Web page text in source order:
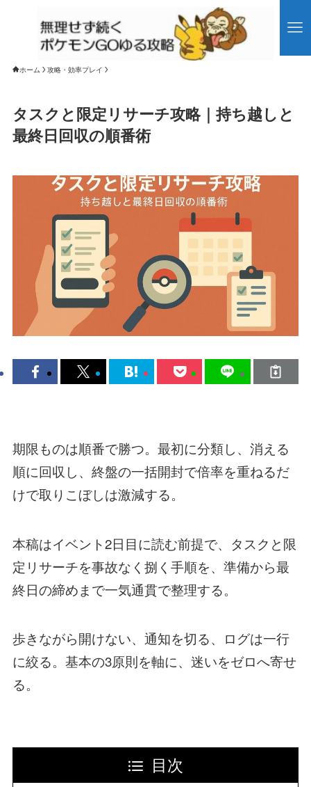
ホーム 攻略・効率プレイ
タスクと限定リサーチ攻略｜持ち越しと
最終日回収の順番術
期限ものは順番で勝つ。最初に分類し、消える
順に回収し、終盤の一括開封で倍率を重ねるだ
けで取りこぼしは激減する。
本稿はイベント2日目に読む前提で、タスクと限
定リサーチを事故なく捌く手順を、準備から最
終日の締めまで一気通貫で整理する。
歩きながら開けない、通知を切る、ログは一行
に絞る。基本の3原則を軸に、迷いをゼロへ寄せ
る。
目次